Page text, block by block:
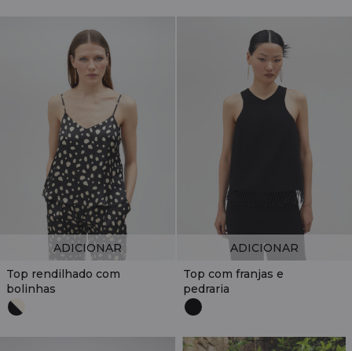
Top rendilhado com
bolinhas
ADICIONAR
Top com franjas e
pedraria
ADICIONAR